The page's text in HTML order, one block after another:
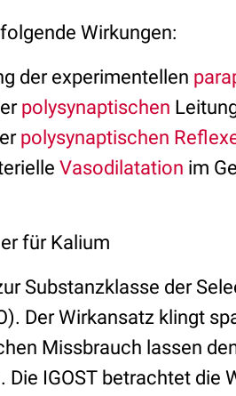
Wirkungen:
der experimentellen
polysynaptischen
polysynaptischen
Vasodilatation im
für Kalium
Substanzklasse der
Der Wirkansatz klingt
Missbrauch lassen
Die IGOST betrachtet die